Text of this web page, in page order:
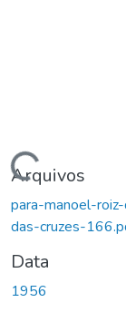
Carregando...
Arquivos
para-manoel-
das-cruzes-
Data
1956